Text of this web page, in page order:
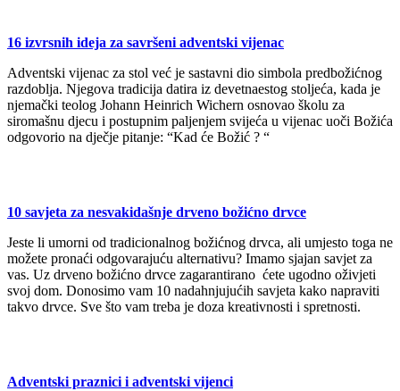
16 izvrsnih ideja za savršeni adventski vijenac
Adventski vijenac za stol već je sastavni dio simbola predbožićnog
razdoblja. Njegova tradicija datira iz devetnaestog stoljeća, kada je
njemački teolog Johann Heinrich Wichern osnovao školu za
siromašnu djecu i postupnim paljenjem svijeća u vijenac uoči Božića
odgovorio na dječje pitanje: “Kad će Božić ? “
10 savjeta za nesvakidašnje drveno božićno drvce
Jeste li umorni od tradicionalnog božićnog drvca, ali umjesto toga ne
možete pronaći odgovarajuću alternativu? Imamo sjajan savjet za
vas. Uz drveno božićno drvce zagarantirano ćete ugodno oživjeti
svoj dom. Donosimo vam 10 nadahnjujućih savjeta kako napraviti
takvo drvce. Sve što vam treba je doza kreativnosti i spretnosti.
Adventski praznici i adventski vijenci